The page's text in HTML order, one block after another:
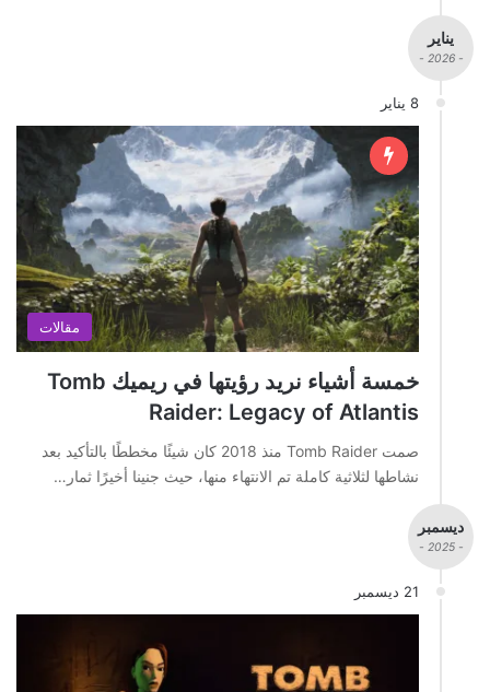
يناير
- 2026 -
8 يناير
مقالات
خمسة أشياء نريد رؤيتها في ريميك Tomb
Raider: Legacy of Atlantis
صمت Tomb Raider منذ 2018 كان شيئًا مخططًا بالتأكيد بعد
نشاطها لثلاثية كاملة تم الانتهاء منها، حيث جنينا أخيرًا ثمار…
ديسمبر
- 2025 -
21 ديسمبر